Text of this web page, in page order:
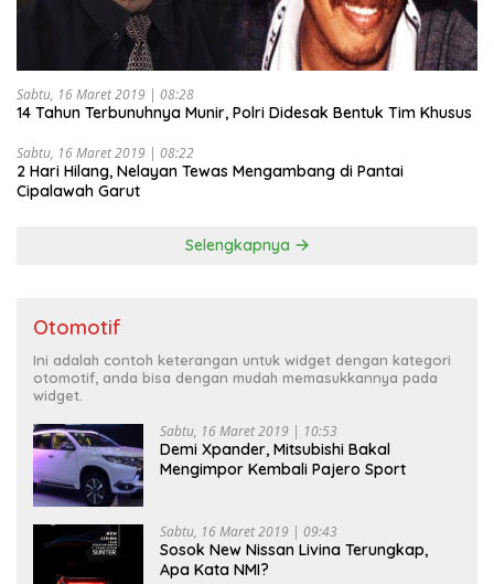
Sabtu, 16 Maret 2019 | 08:28
14 Tahun Terbunuhnya Munir, Polri Didesak Bentuk Tim Khusus
Sabtu, 16 Maret 2019 | 08:22
2 Hari Hilang, Nelayan Tewas Mengambang di Pantai
Cipalawah Garut
Selengkapnya
Otomotif
Ini adalah contoh keterangan untuk widget dengan kategori
otomotif, anda bisa dengan mudah memasukkannya pada
widget.
Sabtu, 16 Maret 2019 | 10:53
Demi Xpander, Mitsubishi Bakal
Mengimpor Kembali Pajero Sport
Sabtu, 16 Maret 2019 | 09:43
Sosok New Nissan Livina Terungkap,
Apa Kata NMI?